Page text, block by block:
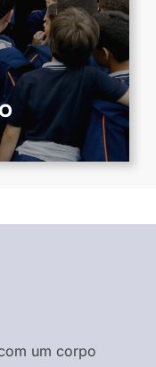
um corpo